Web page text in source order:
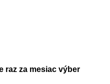
raz za mesiac výber